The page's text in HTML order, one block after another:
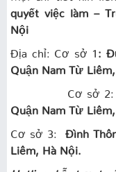
quyết việc làm –
Nội
Địa chỉ: Cơ sở 1 :
Quận Nam Từ
Cơ sở 2:
Quận Nam Từ
Cơ sở 3:
Đình
Liêm, Hà Nội.